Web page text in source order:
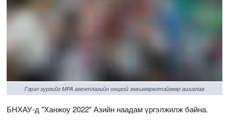
Гэрэл зургийг MPA агентлагийн онцгой зөвшөөрөлтэйгөөр ашиглав
БНХАУ-д "Ханжоу 2022" Азийн наадам үргэлжилж байна.